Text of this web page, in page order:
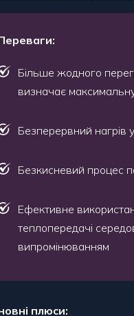
Більше жодного
визначає
Безперервний нагрів
Безкисневий процес
Ефективне
теплопередачі
випромінюванням
i плюси: